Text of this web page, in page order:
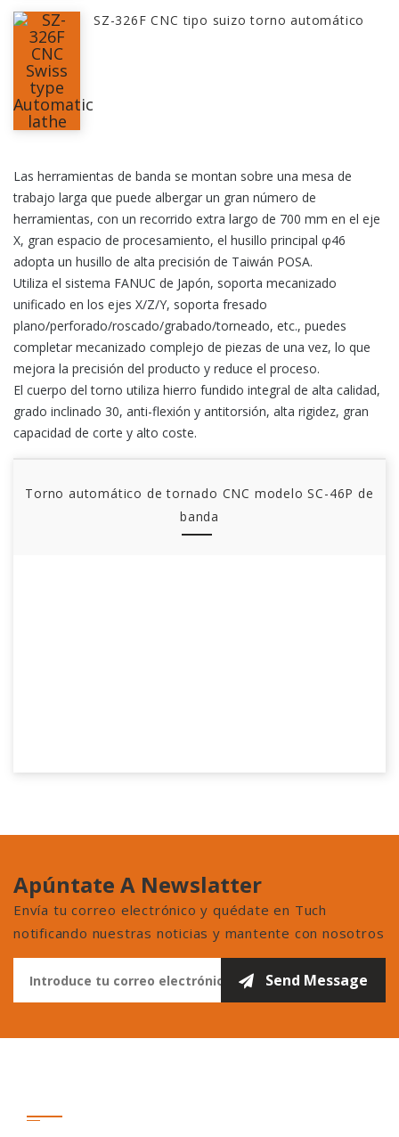
SZ-326F CNC tipo suizo torno automático
Las herramientas de banda se montan sobre una mesa de
trabajo larga que puede albergar un gran número de
herramientas, con un recorrido extra largo de 700 mm en el eje
X, gran espacio de procesamiento, el husillo principal φ46
adopta un husillo de alta precisión de Taiwán POSA.
Utiliza el sistema FANUC de Japón, soporta mecanizado
unificado en los ejes X/Z/Y, soporta fresado
plano/perforado/roscado/grabado/torneado, etc., puedes
completar mecanizado complejo de piezas de una vez, lo que
mejora la precisión del producto y reduce el proceso.
El cuerpo del torno utiliza hierro fundido integral de alta calidad,
grado inclinado 30, anti-flexión y antitorsión, alta rigidez, gran
capacidad de corte y alto coste.
Torno automático de tornado CNC modelo SC-46P de
banda
Apúntate A Newslatter
Envía tu correo electrónico y quédate en Tuch
notificando nuestras noticias y mantente con nosotros